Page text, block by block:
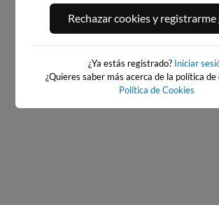
CHOPI
Rechazar cookies y
¿Ya estás registrado? Iniciar
¿Quieres saber más acerca de la política de
Política de Cookies